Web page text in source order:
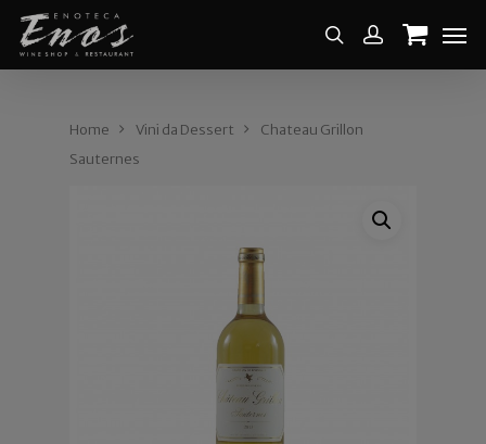
Home Vini da Dessert
Chateau Grillon
Sauternes